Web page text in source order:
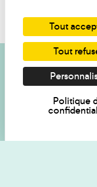
Je
Tout
Tout
Politique